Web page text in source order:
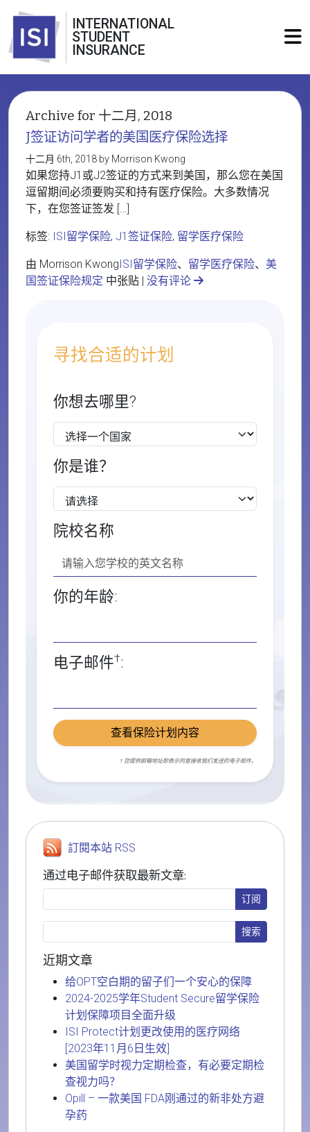
INTERNATIONAL
STUDENT
INSURANCE
Archive for 十二月, 2018
J签证访问学者的美国医疗保险选择
十二月 6th, 2018 by Morrison Kwong
如果您持J1或J2签证的方式来到美国，那么您在美国
逗留期间必须要购买和持有医疗保险。大多数情况
下，在您签证签发 […]
标签: ISI留学保险, J1签证保险, 留学医疗保险
由 Morrison KwongISI留学保险、 留学医疗保险、 美
国签证保险规定 中张贴 | 没有评论
寻找合适的计划
你想去哪里?
你是谁？
院校名称
你的年龄:
电子邮件†:
查看保险计划内容
† 您提供邮箱地址即表示同意接收我们发送的电子邮件。
訂閱本站 RSS
通过电子邮件获取最新文章:
近期文章
给OPT空白期的留子们一个安心的保障
2024-2025学年Student Secure留学保险
计划保障项目全面升级
ISI Protect计划更改使用的医疗网络
[2023年11月6日生效]
美国留学时视力定期检查，有必要定期检
查视力吗？
Opill – 一款美国 FDA刚通过的新非处方避
孕药